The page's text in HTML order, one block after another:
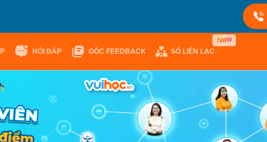
HỎI ĐÁP GÓC FEEDBACK SỔ LIÊN LẠC
New